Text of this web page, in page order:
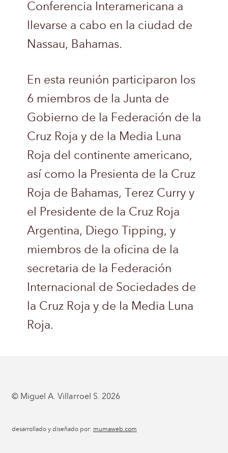
Conferencia Interamericana a
llevarse a cabo en la ciudad de
Nassau, Bahamas.
En esta reunión participaron los
6 miembros de la Junta de
Gobierno de la Federación de la
Cruz Roja y de la Media Luna
Roja del continente americano,
así como la Presienta de la Cruz
Roja de Bahamas, Terez Curry y
el Presidente de la Cruz Roja
Argentina, Diego Tipping, y
miembros de la oficina de la
secretaria de la Federación
Internacional de Sociedades de
la Cruz Roja y de la Media Luna
Roja.
© Miguel A. Villarroel S. 2026
desarrollado y diseñado por: mumaweb.com